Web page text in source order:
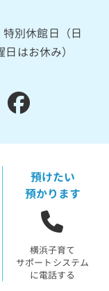
別休館日（日
はお休み）
預けたい
預かります
横浜子育て
サポートシステム
に電話する